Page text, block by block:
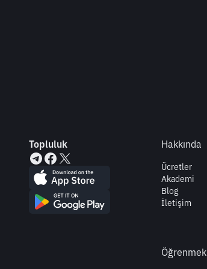
Topluluk Hakkında
Ücretler
Akademi
Blog
İletişim
Öğrenmek